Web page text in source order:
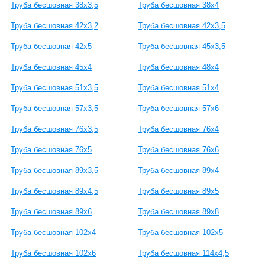
Труба бесшовная 38х3,5 Труба бесшовная 38х4
Труба бесшовная 42х3,2 Труба бесшовная 42х3,5
Труба бесшовная 42х5 Труба бесшовная 45х3,5
Труба бесшовная 45х4 Труба бесшовная 48х4
Труба бесшовная 51х3,5 Труба бесшовная 51х4
Труба бесшовная 57х3,5 Труба бесшовная 57х6
Труба бесшовная 76х3,5 Труба бесшовная 76х4
Труба бесшовная 76х5 Труба бесшовная 76х6
Труба бесшовная 89х3,5 Труба бесшовная 89х4
Труба бесшовная 89х4,5 Труба бесшовная 89х5
Труба бесшовная 89х6 Труба бесшовная 89х8
Труба бесшовная 102х4 Труба бесшовная 102х5
Труба бесшовная 102х6 Труба бесшовная 114х4,5